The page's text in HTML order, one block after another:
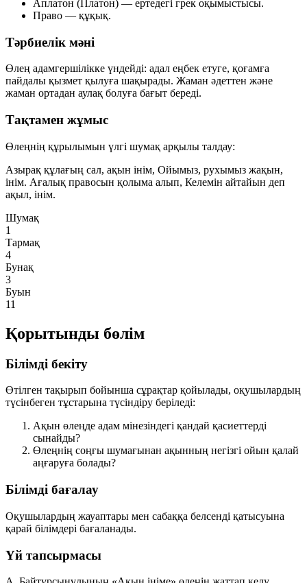
Аплатон (Платон) — ертедегі грек оқымыстысы.
Право — құқық.
Тәрбиелік мәні
Өлең адамгершілікке үндейді: адал еңбек етуге, қоғамға
пайдалы қызмет қылуға шақырады. Жаман әдеттен және
жаман ортадан аулақ болуға бағыт береді.
Тақтамен жұмыс
Өлеңнің құрылымын үлгі шумақ арқылы талдау:
Азырақ құлағың сал, ақын інім, Ойымыз, рухымыз жақын,
інім. Ағалық правосын қолыма алып, Келемін айтайын деп
ақыл, інім.
Шумақ
1
Тармақ
4
Бунақ
3
Буын
11
Қорытынды бөлім
Білімді бекіту
Өтілген тақырып бойынша сұрақтар қойылады, оқушылардың
түсінбеген тұстарына түсіндіру беріледі:
Ақын өлеңде адам мінезіндегі қандай қасиеттерді
сынайды?
Өлеңнің соңғы шумағынан ақынның негізгі ойын қалай
аңғаруға болады?
Білімді бағалау
Оқушылардың жауаптары мен сабаққа белсенді қатысуына
қарай білімдері бағаланады.
Үй тапсырмасы